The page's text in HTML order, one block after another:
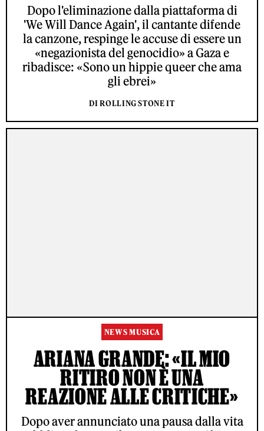
Dopo l'eliminazione dalla piattaforma di
'We Will Dance Again', il cantante difende
la canzone, respinge le accuse di essere un
«negazionista del genocidio» a Gaza e
ribadisce: «Sono un hippie queer che ama
gli ebrei»
DI ROLLING STONE IT
NEWS MUSICA
ARIANA GRANDE: «IL MIO
RITIRO NON È UNA
REAZIONE ALLE CRITICHE»
Dopo aver annunciato una pausa dalla vita